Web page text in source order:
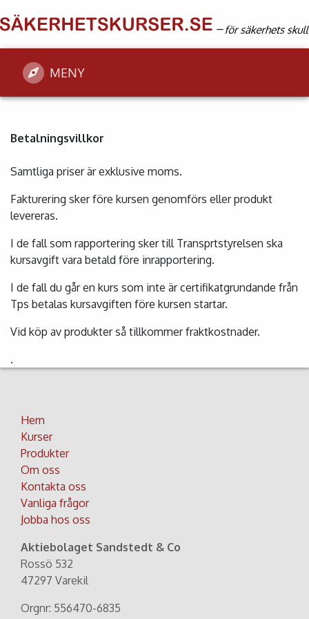
MENY
Betalningsvillkor
Samtliga priser är exklusive moms.
Fakturering sker före kursen genomförs eller produkt
levereras.
I de fall som rapportering sker till Transprtstyrelsen ska
kursavgift vara betald före inrapportering.
I de fall du går en kurs som inte är certifikatgrundande från
Tps betalas kursavgiften före kursen startar.
Vid köp av produkter så tillkommer fraktkostnader.
.
Hem
Kurser
Produkter
Om oss
Kontakta oss
Vanliga frågor
Jobba hos oss
Aktiebolaget Sandstedt & Co
Rossö 532
47297 Varekil
Orgnr: 556470-6835